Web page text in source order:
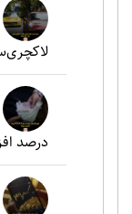
درصد